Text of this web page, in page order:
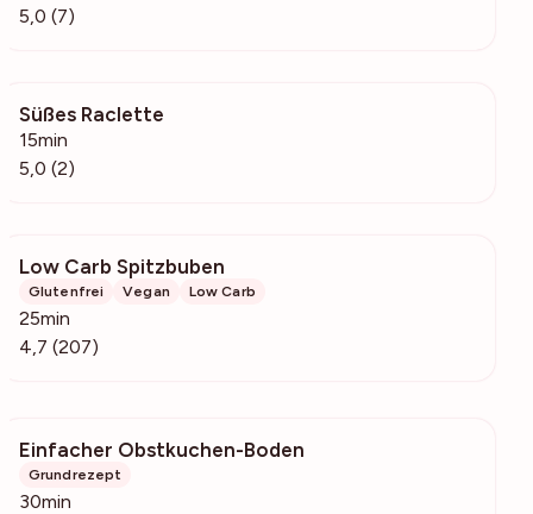
5,0 (7)
Süßes Raclette
15min
5,0 (2)
Low Carb Spitzbuben
Glutenfrei Vegan Low Carb
25min
4,7 (207)
Einfacher Obstkuchen-Boden
Grundrezept
30min